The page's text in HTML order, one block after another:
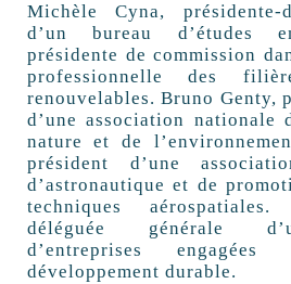
Michèle Cyna, présidente-
d’un bureau d’études
présidente de commission
professionnelle des
renouvelables. Bruno Genty,
d’une association nationale
nature et de
président d’une
d’astronautique et de
techniques
déléguée générale
d’entreprises
développement durable.